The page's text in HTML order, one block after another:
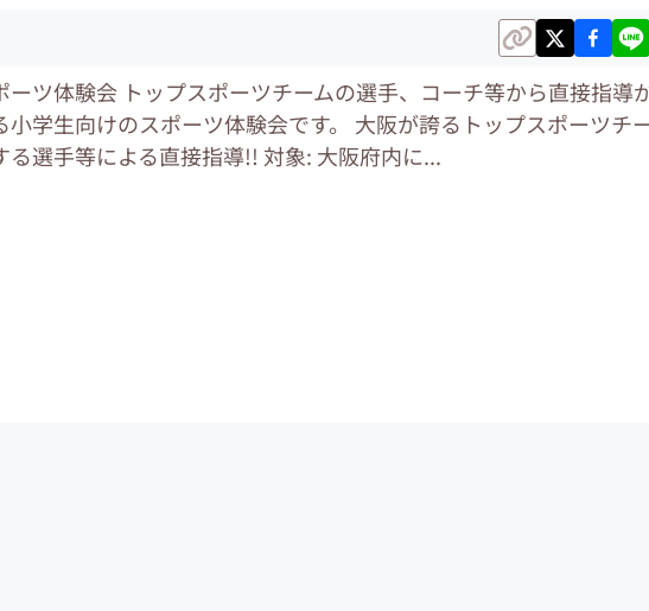
ーツ体験会 トップスポーツチームの選手、コーチ等から直接指導
小学生向けのスポーツ体験会です。 大阪が誇るトップスポーツチ
る選手等による直接指導!! 対象: 大阪府内に...